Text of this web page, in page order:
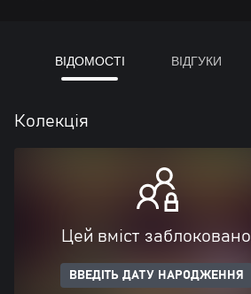
ВІДОМОСТІ ВІДГУКИ
Колекція
Цей вміст заблоковано
ВВЕДІТЬ ДАТУ НАРОДЖЕННЯ